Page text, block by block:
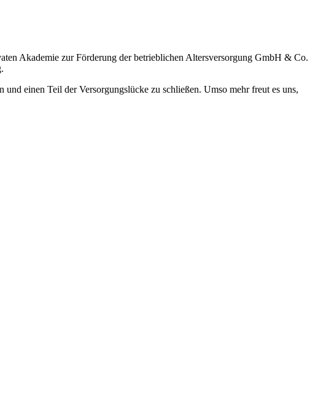
Akademie zur Förderung der betrieblichen Altersversorgung GmbH & Co.
einen Teil der Versorgungslücke zu schließen. Umso mehr freut es uns,